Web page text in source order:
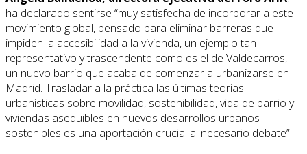
ha declarado sentirse “muy satisfecha de incorporar a este
movimiento global, pensado para eliminar barreras que
impiden la accesibilidad a la vivienda, un ejemplo tan
representativo y trascendente como es el de Valdecarros,
un nuevo barrio que acaba de comenzar a urbanizarse en
Madrid. Trasladar a la práctica las últimas teorías
urbanísticas sobre movilidad, sostenibilidad, vida de barrio y
viviendas asequibles en nuevos desarrollos urbanos
sostenibles es una aportación crucial al necesario debate”.